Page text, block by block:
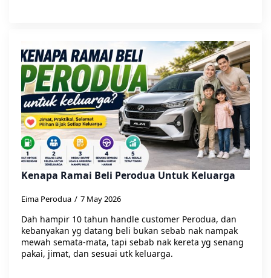
Kenapa Ramai Beli Perodua Untuk Keluarga
Eima Perodua 7 May 2026
Dah hampir 10 tahun handle customer Perodua, dan
kebanyakan yg datang beli bukan sebab nak nampak
mewah semata-mata, tapi sebab nak kereta yg senang
pakai, jimat, dan sesuai utk keluarga.